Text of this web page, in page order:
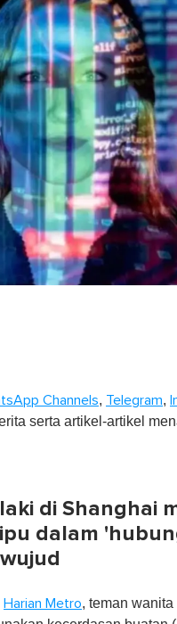
Channels, Telegram,
serta artikel-artikel
di Shanghai
dalam
Harian Metro, teman